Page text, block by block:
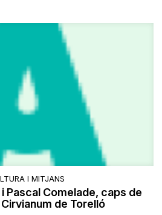
I MITJANS
Pascal Comelade, caps de
de Torelló